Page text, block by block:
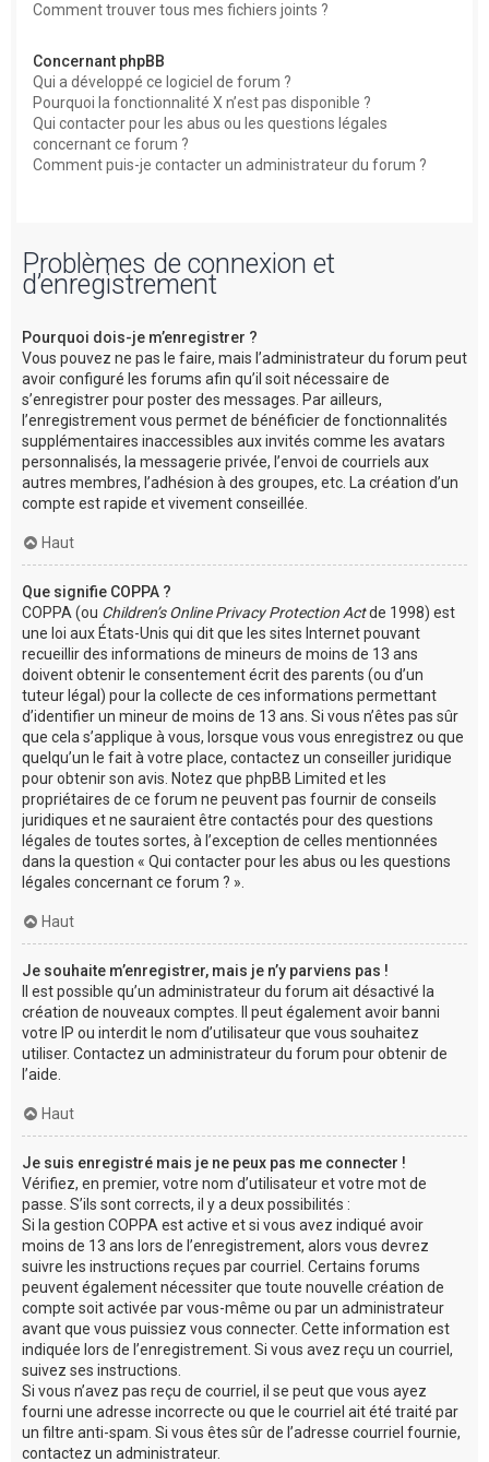
Comment trouver tous mes fichiers joints ?
Concernant phpBB
Qui a développé ce logiciel de forum ?
Pourquoi la fonctionnalité X n’est pas disponible ?
Qui contacter pour les abus ou les questions légales
concernant ce forum ?
Comment puis-je contacter un administrateur du forum ?
Problèmes de connexion et
d’enregistrement
Pourquoi dois-je m’enregistrer ?
Vous pouvez ne pas le faire, mais l’administrateur du forum peut
avoir configuré les forums afin qu’il soit nécessaire de
s’enregistrer pour poster des messages. Par ailleurs,
l’enregistrement vous permet de bénéficier de fonctionnalités
supplémentaires inaccessibles aux invités comme les avatars
personnalisés, la messagerie privée, l’envoi de courriels aux
autres membres, l’adhésion à des groupes, etc. La création d’un
compte est rapide et vivement conseillée.
Haut
Que signifie COPPA ?
COPPA (ou Children’s Online Privacy Protection Actde 1998) est
une loi aux États-Unis qui dit que les sites Internet pouvant
recueillir des informations de mineurs de moins de 13 ans
doivent obtenir le consentement écrit des parents (ou d’un
tuteur légal) pour la collecte de ces informations permettant
d’identifier un mineur de moins de 13 ans. Si vous n’êtes pas sûr
que cela s’applique à vous, lorsque vous vous enregistrez ou que
quelqu’un le fait à votre place, contactez un conseiller juridique
pour obtenir son avis. Notez que phpBB Limited et les
propriétaires de ce forum ne peuvent pas fournir de conseils
juridiques et ne sauraient être contactés pour des questions
légales de toutes sortes, à l’exception de celles mentionnées
dans la question « Qui contacter pour les abus ou les questions
légales concernant ce forum ? ».
Haut
Je souhaite m’enregistrer, mais je n’y parviens pas !
Il est possible qu’un administrateur du forum ait désactivé la
création de nouveaux comptes. Il peut également avoir banni
votre IP ou interdit le nom d’utilisateur que vous souhaitez
utiliser. Contactez un administrateur du forum pour obtenir de
l’aide.
Haut
Je suis enregistré mais je ne peux pas me connecter !
Vérifiez, en premier, votre nom d’utilisateur et votre mot de
passe. S’ils sont corrects, il y a deux possibilités :
Si la gestion COPPA est active et si vous avez indiqué avoir
moins de 13 ans lors de l’enregistrement, alors vous devrez
suivre les instructions reçues par courriel. Certains forums
peuvent également nécessiter que toute nouvelle création de
compte soit activée par vous-même ou par un administrateur
avant que vous puissiez vous connecter. Cette information est
indiquée lors de l’enregistrement. Si vous avez reçu un courriel,
suivez ses instructions.
Si vous n’avez pas reçu de courriel, il se peut que vous ayez
fourni une adresse incorrecte ou que le courriel ait été traité par
un filtre anti-spam. Si vous êtes sûr de l’adresse courriel fournie,
contactez un administrateur.